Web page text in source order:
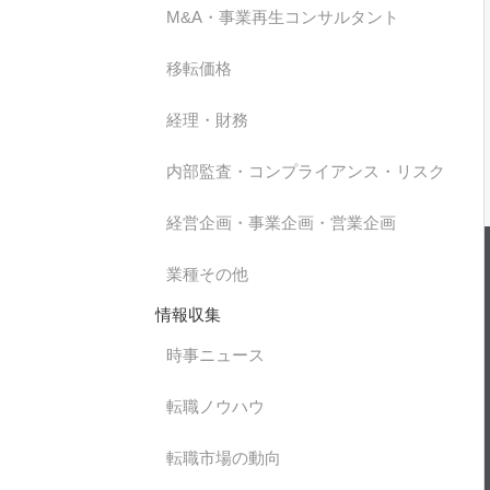
M&A・事業再生コンサルタント
移転価格
経理・財務
内部監査・コンプライアンス・リスク
経営企画・事業企画・営業企画
業種その他
情報収集
時事ニュース
転職ノウハウ
転職市場の動向